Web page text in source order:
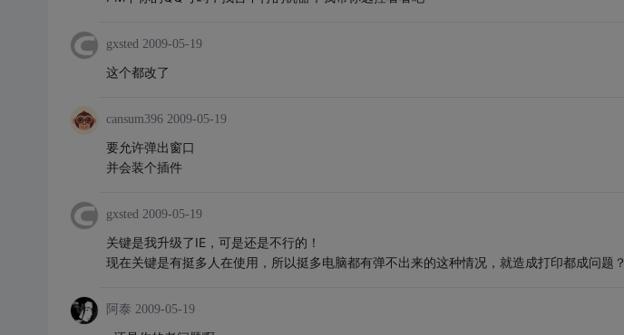
gxsted 2009-05-19
这个都改了
cansum396 2009-05-19
要允许弹出窗口
并会装个插件
gxsted 2009-05-19
关键是我升级了IE，可是还是不行的！
现在关键是有挺多人在使用，所以挺多电脑都有弹不出来的这种情况，就造成打印都成问题？
阿泰 2009-05-19